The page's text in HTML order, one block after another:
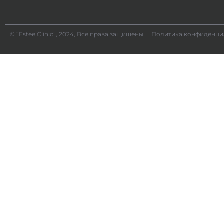
© “Estee Clinic”, 2024, Все права защищены Политика